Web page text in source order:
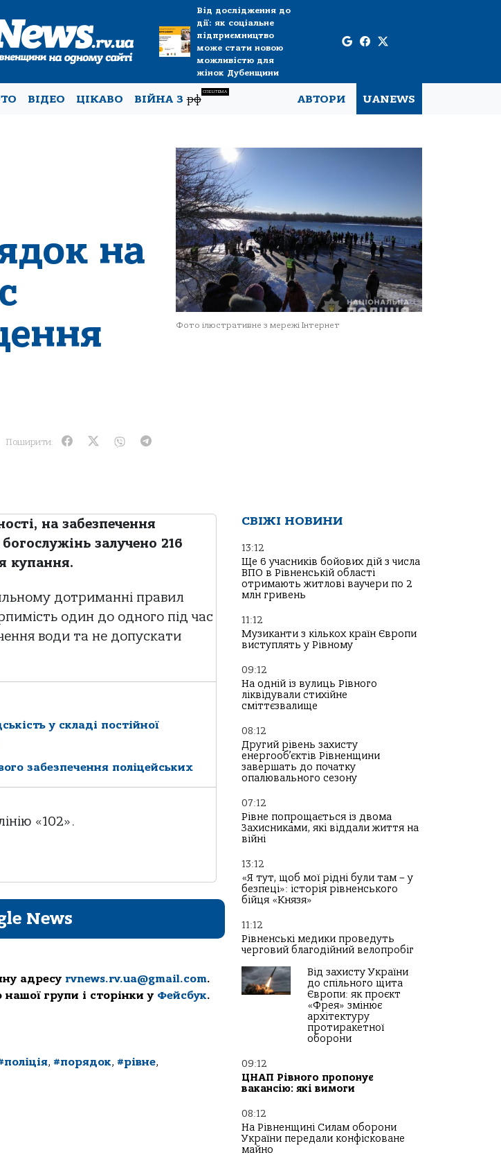
Від дослідження до
дії: як соціальне
підприємництво
може стати новою
можливістю для
жінок Дубенщини
ВІДЕО ЦІКАВО ВІЙНА Зрф
СПЕЦТЕМА
АВТОРИ UANEWS
на
Поширити:
Фото ілюстративне з мережі Інтернет
на забезпечення
залучено 216
купання.
дотриманні правил
один до одного під час
води та не допускати
у складі постійної
забезпечення поліцейських
«102».
News
адресу rvnews.rv.ua@gmail.com.
групи і сторінки у Фейсбук.
, #порядок, #рівне,
СВІЖІ НОВИНИ
13:12
Ще 6 учасників бойових дій з числа
ВПО в Рівненській області
отримають житлові ваучери по 2
млн гривень
11:12
Музиканти з кількох країн Європи
виступлять у Рівному
09:12
На одній із вулиць Рівного
ліквідували стихійне
сміттєзвалище
08:12
Другий рівень захисту
енергооб’єктів Рівненщини
завершать до початку
опалювального сезону
07:12
Рівне попрощається із двома
Захисниками, які віддали життя на
війні
13:12
«Я тут, щоб мої рідні були там – у
безпеці»: історія рівненського
бійця «Князя»
11:12
Рівненські медики проведуть
черговий благодійний велопробіг
Від захисту України
до спільного щита
Європи: як проєкт
«Фрея» змінює
архітектуру
протиракетної
оборони
09:12
ЦНАП Рівного пропонує
вакансію: які вимоги
08:12
На Рівненщині Силам оборони
України передали конфісковане
майно